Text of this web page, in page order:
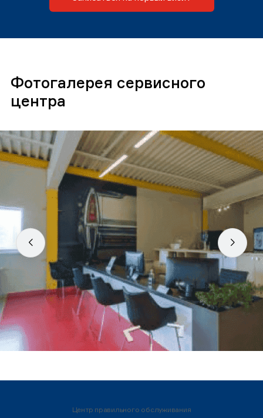
Фотогалерея сервисного
центра
Центр правильного обслуживания